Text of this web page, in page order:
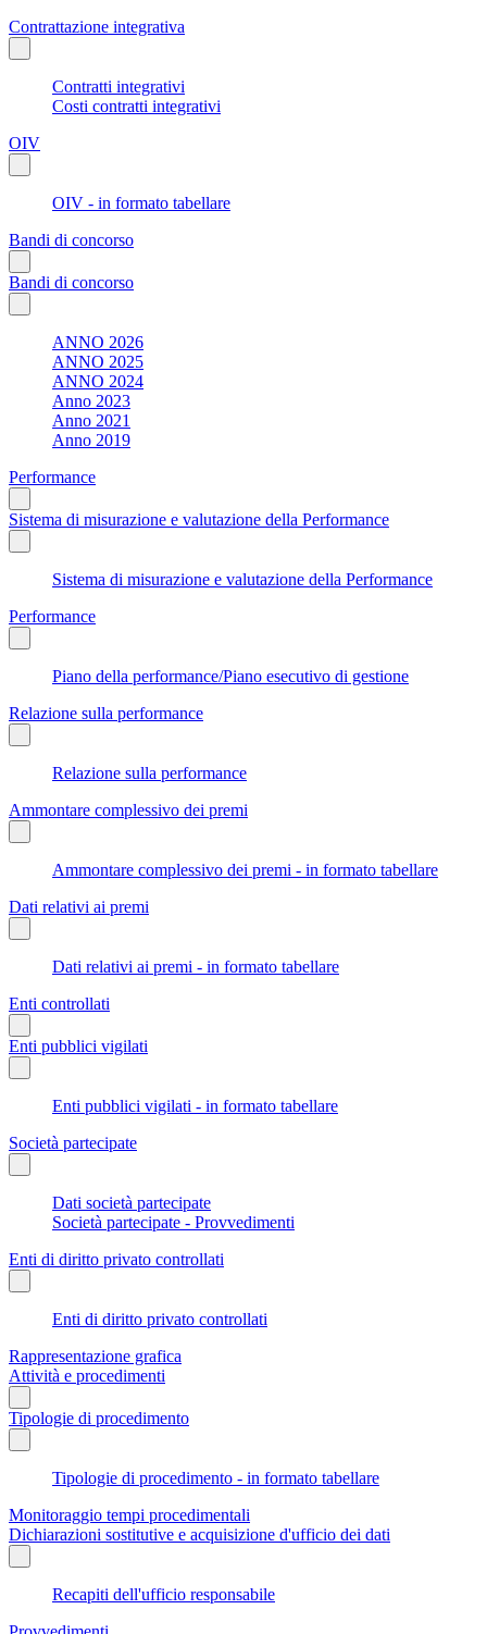
Contrattazione integrativa
Contratti integrativi
Costi contratti integrativi
OIV
OIV - in formato tabellare
Bandi di concorso
Bandi di concorso
ANNO 2026
ANNO 2025
ANNO 2024
Anno 2023
Anno 2021
Anno 2019
Performance
Sistema di misurazione e valutazione della Performance
Sistema di misurazione e valutazione della Performance
Performance
Piano della performance/Piano esecutivo di gestione
Relazione sulla performance
Relazione sulla performance
Ammontare complessivo dei premi
Ammontare complessivo dei premi - in formato tabellare
Dati relativi ai premi
Dati relativi ai premi - in formato tabellare
Enti controllati
Enti pubblici vigilati
Enti pubblici vigilati - in formato tabellare
Società partecipate
Dati società partecipate
Società partecipate - Provvedimenti
Enti di diritto privato controllati
Enti di diritto privato controllati
Rappresentazione grafica
Attività e procedimenti
Tipologie di procedimento
Tipologie di procedimento - in formato tabellare
Monitoraggio tempi procedimentali
Dichiarazioni sostitutive e acquisizione d'ufficio dei dati
Recapiti dell'ufficio responsabile